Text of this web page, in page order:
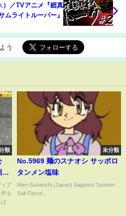
）／TVアニメ『鎧真
ムライトルーパー』
う
類
練
ア
を
未分類
No.5969 麺のスナオシ サッポロ
タンメン塩味
Men-Sunaoshi (Japan) Sapporo Tanmen
Salt Flavor...